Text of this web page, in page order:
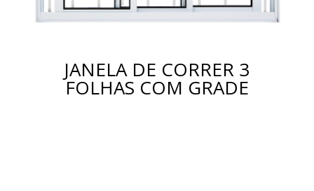
JANELA DE CORRER 3
FOLHAS COM GRADE